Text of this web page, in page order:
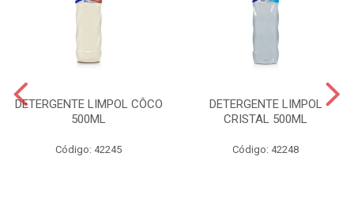
DETERGENTE LIMPOL CÔCO
500ML
Código: 42245
DETERGENTE LIMPOL
CRISTAL 500ML
Código: 42248